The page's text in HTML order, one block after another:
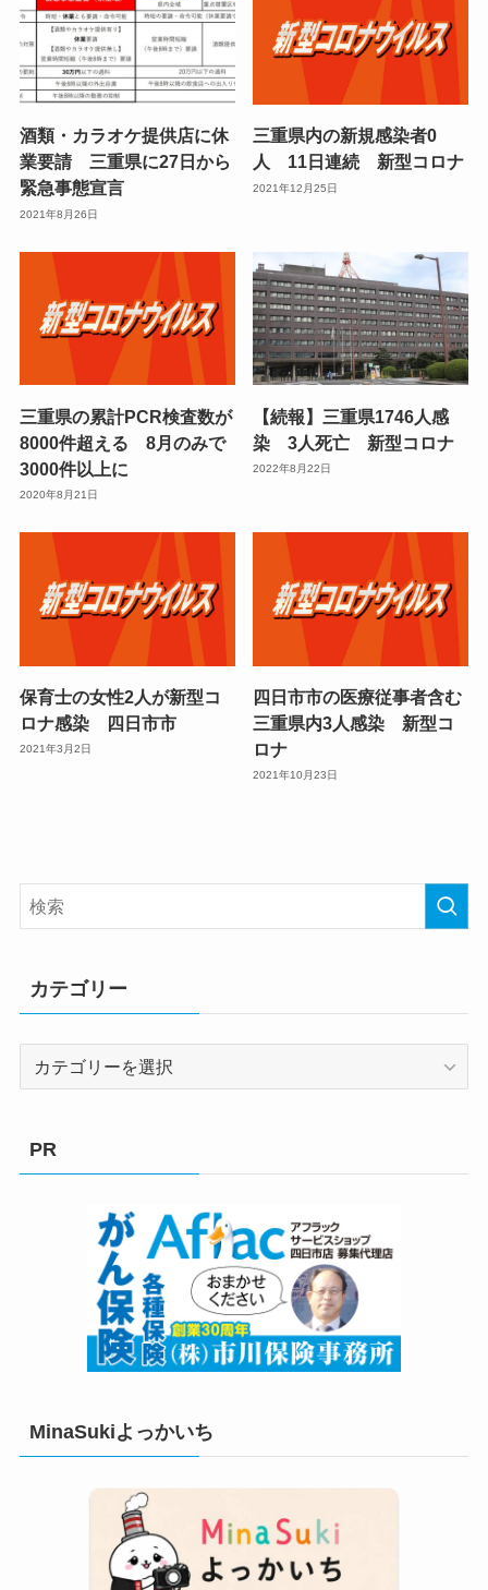
酒類・カラオケ提供店に休
業要請 三重県に27日から
緊急事態宣言
2021年8月26日
三重県内の新規感染者0
人 11日連続 新型コロナ
2021年12月25日
三重県の累計PCR検査数が
8000件超える 8月のみで
3000件以上に
2020年8月21日
【続報】三重県1746人感
染 3人死亡 新型コロナ
2022年8月22日
保育士の女性2人が新型コ
ロナ感染 四日市市
2021年3月2日
四日市市の医療従事者含む
三重県内3人感染 新型コ
ロナ
2021年10月23日
カテゴリー
PR
MinaSukiよっかいち